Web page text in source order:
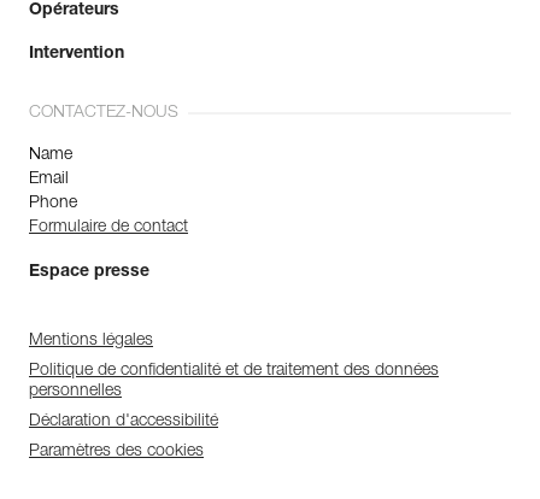
Opérateurs
Intervention
CONTACTEZ-NOUS
Name
Email
Phone
Formulaire de contact
Espace presse
Mentions légales
Politique de confidentialité et de traitement des données
personnelles
Déclaration d'accessibilité
Paramètres des cookies